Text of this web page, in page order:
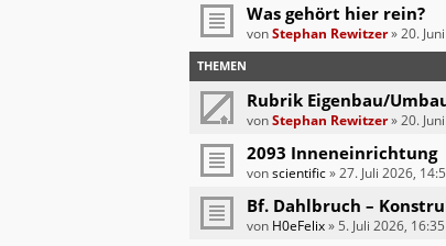
Was gehört hier rein?
vonStephan Rewitzer»20.
THEMEN
Rubrik Eigenbau/
vonStephan Rewitzer»20.
2093 Inneneinrichtung
vonscientific»27. Juli 2026,
Bf. Dahlbruch –
von H0eFelix» 5. Juli 2026, 16:35